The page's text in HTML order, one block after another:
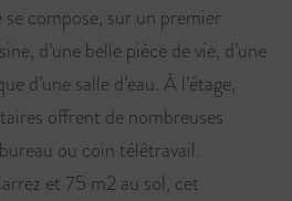
compose, sur un premier
d’une belle pièce de vie, d’une
d’une salle d’eau. À l’étage,
offrent de nombreuses
ou coin télétravail.
et 75 m2 au sol, cet